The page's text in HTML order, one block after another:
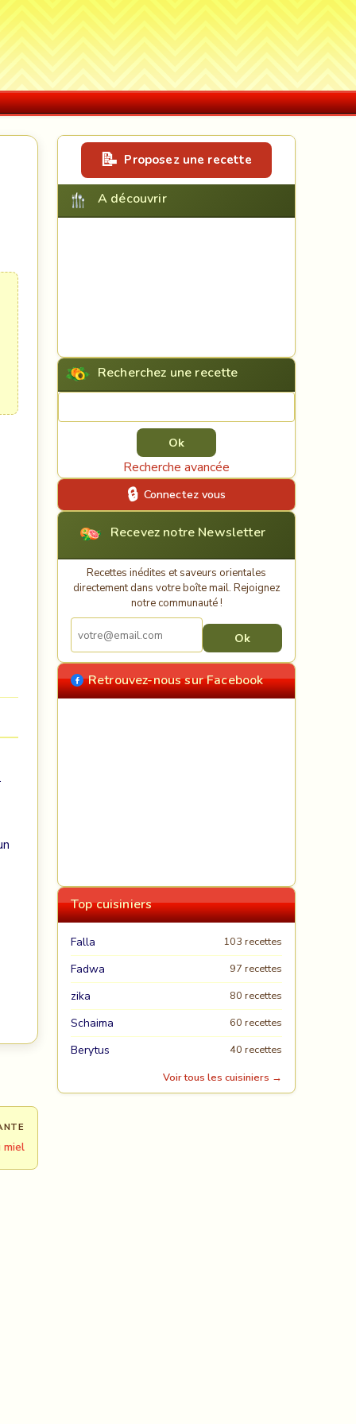
miel
Proposez une recette
A découvrir
Recherchez une recette
Recherche avancée
Connectez vous
Recevez notre Newsletter
Recettes inédites et saveurs orientales
directement dans votre boîte mail. Rejoignez
notre communauté !
Retrouvez-nous sur Facebook
Top cuisiniers
Falla 103 recettes
Fadwa 97 recettes
zika 80 recettes
Schaima 60 recettes
Berytus
40 recettes
Voir tous les cuisiniers →